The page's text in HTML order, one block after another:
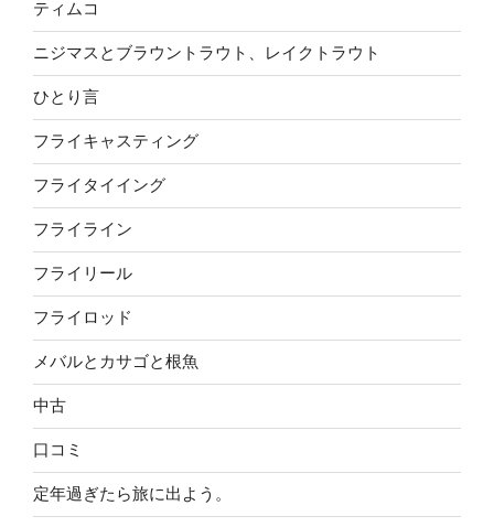
ティムコ
ニジマスとブラウントラウト、レイクトラウト
ひとり言
フライキャスティング
フライタイイング
フライライン
フライリール
フライロッド
メバルとカサゴと根魚
中古
口コミ
定年過ぎたら旅に出よう。